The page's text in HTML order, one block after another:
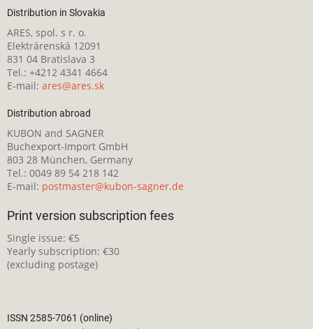
Distribution in Slovakia
ARES, spol. s r. o.
Elektrárenská 12091
831 04 Bratislava 3
Tel.: +4212 4341 4664
E-mail: ares@ares.sk
Distribution abroad
KUBON and SAGNER
Buchexport-Import GmbH
803 28 München, Germany
Tel.: 0049 89 54 218 142
E-mail: postmaster@kubon-sagner.de
Print version subscription fees
Single issue: €5
Yearly subscription: €30
(excluding postage)
ISSN 2585-7061 (online)